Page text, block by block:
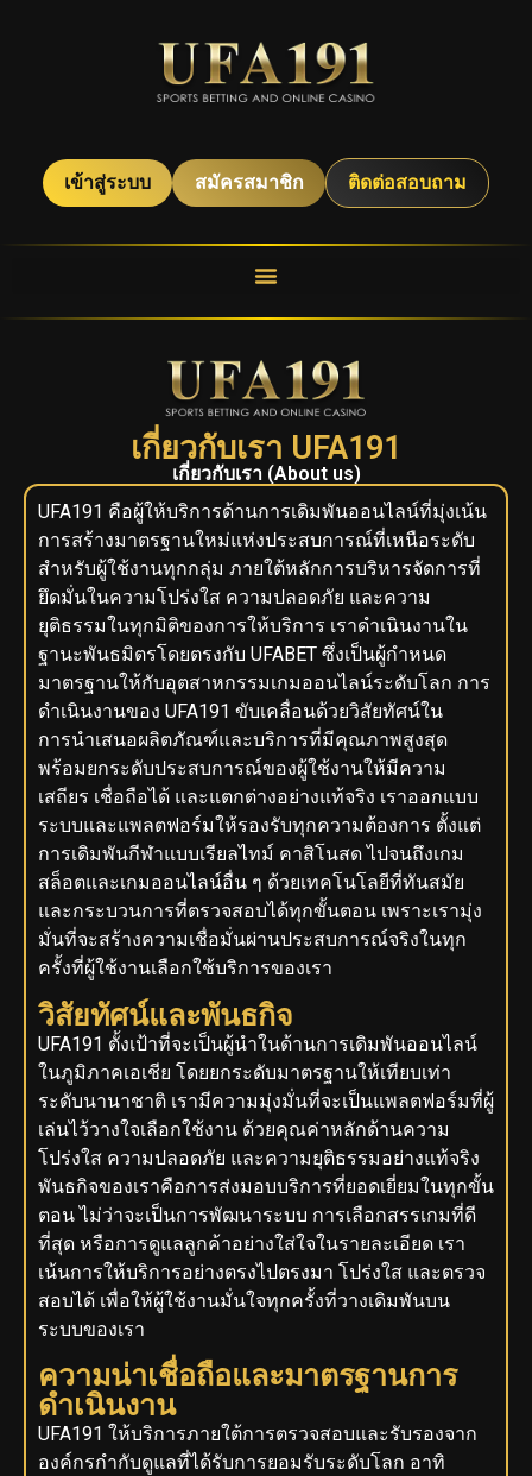
เข้าสู่ระบบ สมัครสมาชิก ติดต่อสอบถาม
เกี่ยวกับเรา UFA191
เกี่ยวกับเรา (About us)
UFA191 คือผู้ให้บริการด้านการเดิมพันออนไลน์ที่มุ่งเน้น
การสร้างมาตรฐานใหม่แห่งประสบการณ์ที่เหนือระดับ
สำหรับผู้ใช้งานทุกกลุ่ม ภายใต้หลักการบริหารจัดการที่
ยึดมั่นในความโปร่งใส ความปลอดภัย และความ
ยุติธรรมในทุกมิติของการให้บริการ เราดำเนินงานใน
ฐานะพันธมิตรโดยตรงกับ UFABET ซึ่งเป็นผู้กำหนด
มาตรฐานให้กับอุตสาหกรรมเกมออนไลน์ระดับโลก การ
ดำเนินงานของ UFA191 ขับเคลื่อนด้วยวิสัยทัศน์ใน
การนำเสนอผลิตภัณฑ์และบริการที่มีคุณภาพสูงสุด
พร้อมยกระดับประสบการณ์ของผู้ใช้งานให้มีความ
เสถียร เชื่อถือได้ และแตกต่างอย่างแท้จริง เราออกแบบ
ระบบและแพลตฟอร์มให้รองรับทุกความต้องการ ตั้งแต่
การเดิมพันกีฬาแบบเรียลไทม์ คาสิโนสด ไปจนถึงเกม
สล็อตและเกมออนไลน์อื่น ๆ ด้วยเทคโนโลยีที่ทันสมัย
และกระบวนการที่ตรวจสอบได้ทุกขั้นตอน เพราะเรามุ่ง
มั่นที่จะสร้างความเชื่อมั่นผ่านประสบการณ์จริงในทุก
ครั้งที่ผู้ใช้งานเลือกใช้บริการของเรา
วิสัยทัศน์และพันธกิจ
UFA191 ตั้งเป้าที่จะเป็นผู้นำในด้านการเดิมพันออนไลน์
ในภูมิภาคเอเชีย โดยยกระดับมาตรฐานให้เทียบเท่า
ระดับนานาชาติ เรามีความมุ่งมั่นที่จะเป็นแพลตฟอร์มที่ผู้
เล่นไว้วางใจเลือกใช้งาน ด้วยคุณค่าหลักด้านความ
โปร่งใส ความปลอดภัย และความยุติธรรมอย่างแท้จริง
พันธกิจของเราคือการส่งมอบบริการที่ยอดเยี่ยมในทุกขั้น
ตอน ไม่ว่าจะเป็นการพัฒนาระบบ การเลือกสรรเกมที่ดี
ที่สุด หรือการดูแลลูกค้าอย่างใส่ใจในรายละเอียด เรา
เน้นการให้บริการอย่างตรงไปตรงมา โปร่งใส และตรวจ
สอบได้ เพื่อให้ผู้ใช้งานมั่นใจทุกครั้งที่วางเดิมพันบน
ระบบของเรา
ความน่าเชื่อถือและมาตรฐานการ
ดำเนินงาน
UFA191 ให้บริการภายใต้การตรวจสอบและรับรองจาก
องค์กรกำกับดูแลที่ได้รับการยอมรับระดับโลก อาทิ